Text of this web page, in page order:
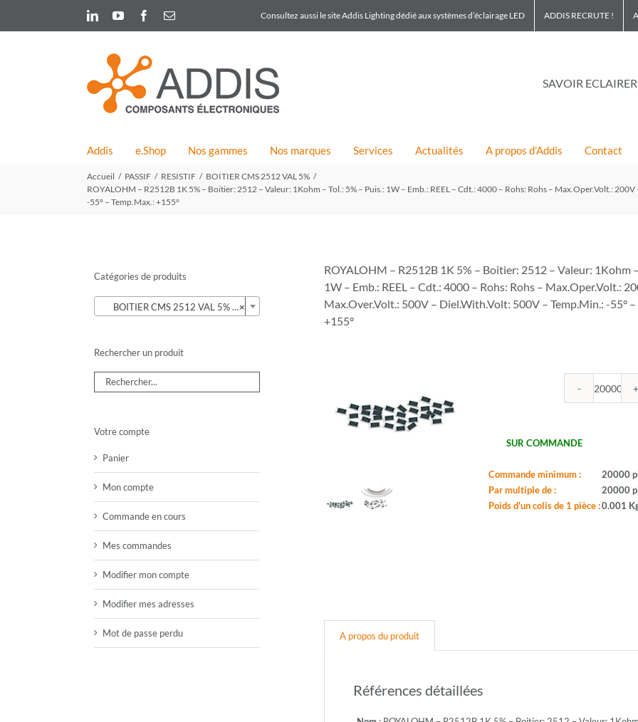
content
LinkedInYouTubeFacebook
Email Consultez aussi le site Addis Lighting dédié aux systèmes d’éclairage LED ADDIS RECRUTE !
SAVOIR
Addis e.Shop Nos gammes Nos marques Services Actualités A propos d’Addis Contact
Accueil PASSIF RESISTIF
BOITIER CMS 2512 VAL 5%
ROYALOHM – R2512B 1K 5% – Boitier: 2512 – Valeur: 1Kohm – Tol.: 5% – Puis.: 1W – Emb.: REEL – Cdt.: 4000 – Rohs: Rohs – Max.Oper.Volt.:
-55° – Temp.Max.: +155°
ROYALOHM – R2512B 1K 5% – Boitier: 2512 – Valeur: 1Kohm
1W – Emb.: REEL – Cdt.: 4000 – Rohs: Rohs – Max.Oper.Volt.:
Max.Over.Volt.: 500V – Diel.With.Volt: 500V – Temp.Min.: -55° –
+155°
5%
-
Boitier:
1W
SUR COMMANDE
Commande minimum :
20000
Par multiple de :
20000
Poids d'un colis de 1 pièce :0.001
A propos du produit
Références détaillées
Catégories de produits
×
BOITIER CMS 2512 VAL 5% (57)
Rechercher un produit
Votre compte
Panier
Mon compte
Commande en cours
Mes commandes
Modifier mon compte
Modifier mes adresses
Mot de passe perdu